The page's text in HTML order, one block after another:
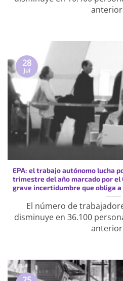
anterior
EPA: el trabajo autónomo lucha
trimestre del año marcado por el
grave incertidumbre que obliga a
El número de
disminuye en 36.100
anterior
28
Jul